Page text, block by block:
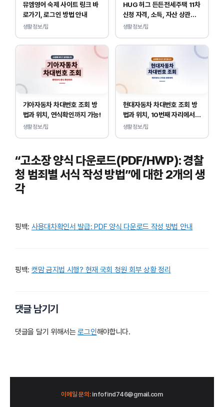
뮤엠영어 숙제 사이트 링크 바
로가기, 로그인 방법 안내
생활정보/팁
HUG 허그 든든전세주택 11차
신청 자격, 소득, 자산 상관없
이 가능합니다.
생활정보/팁
기아자동차 차대번호 조회 방
법과 위치, 연식확인까지 가능!
생활정보/팁
현대자동차 차대번호 조회 방
법과 위치, 10번째 자리에서
연식 확인!
생활정보/팁
“고소장 양식 다운로드(PDF/HWP): 경찰
청 범죄별 서식 작성 방법”에 대한 2개의 생
각
핑백: 사용대차확인서 발급: PDF 양식 다운로드 작성 방법 안내
핑백: 캣맘 금지법 시행? 현재 국회 청원 회부 상황 정리
댓글 남기기
댓글을 달기 위해서는로그인해야합니다.
이메일 문의:infofind746@gmail.com